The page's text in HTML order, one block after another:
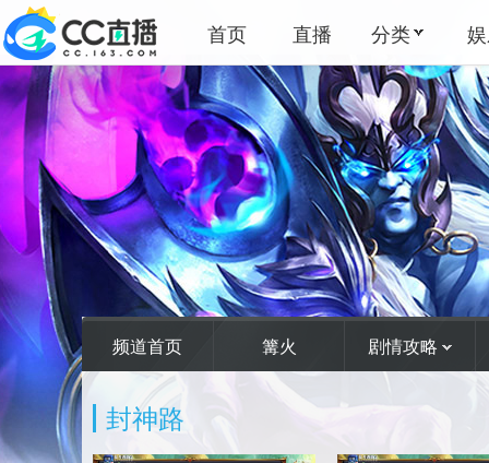
首页 直播 分类
频道首页 篝火 剧情攻略
封神路